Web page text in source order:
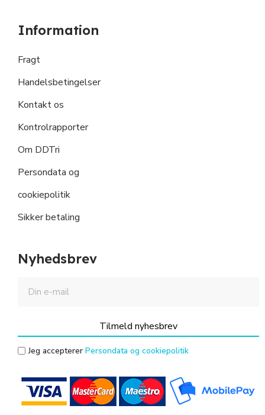
Information
Fragt
Handelsbetingelser
Kontakt os
Kontrolrapporter
Om DDTri
Persondata og
cookiepolitik
Sikker betaling
Nyhedsbrev
Tilmeld nyhesbrev
Jeg accepterer Persondata og cookiepolitik